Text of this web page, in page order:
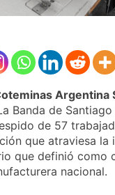
Argentina
Banda de
de 57
que atraviesa la
que definió como
nacional.